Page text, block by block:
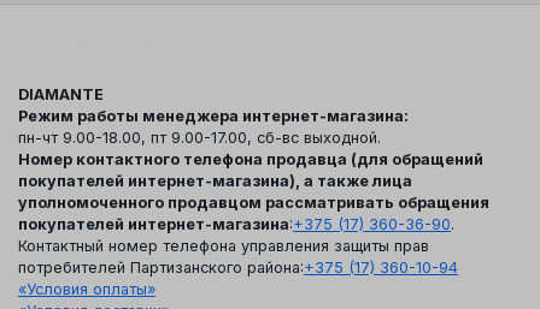
DIAMANTE
Режим работы менеджера интернет-магазина:
пн-чт 9.00-18.00, пт 9.00-17.00, сб-вс выходной.
Номер контактного телефона продавца (для обращений
покупателей интернет-магазина), а также лица
уполномоченного продавцом рассматривать обращения
покупателей интернет-магазина:+375 (17) 360-36-90.
Контактный номер телефона управления защиты прав
потребителей Партизанского района:+375 (17) 360-10-94
«Условия оплаты»